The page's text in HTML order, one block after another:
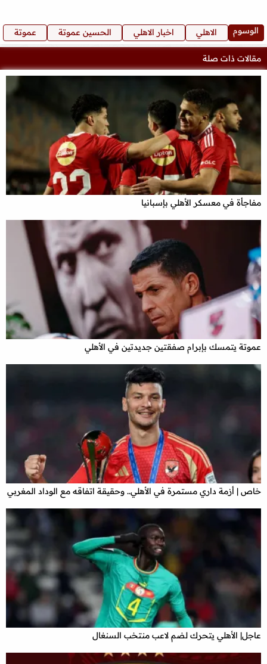
الوسوم الاهلي اخبار الاهلي الحسين عموتة عموتة
مقالات ذات صلة
مفاجأة في معسكر الأهلي بإسبانيا
عموتة يتمسك بإبرام صفقتين جديدتين في الأهلي
خاص | أزمة داري مستمرة في الأهلي.. وحقيقة اتفاقه مع الوداد المغربي
عاجل| الأهلي يتحرك لضم لاعب منتخب السنغال